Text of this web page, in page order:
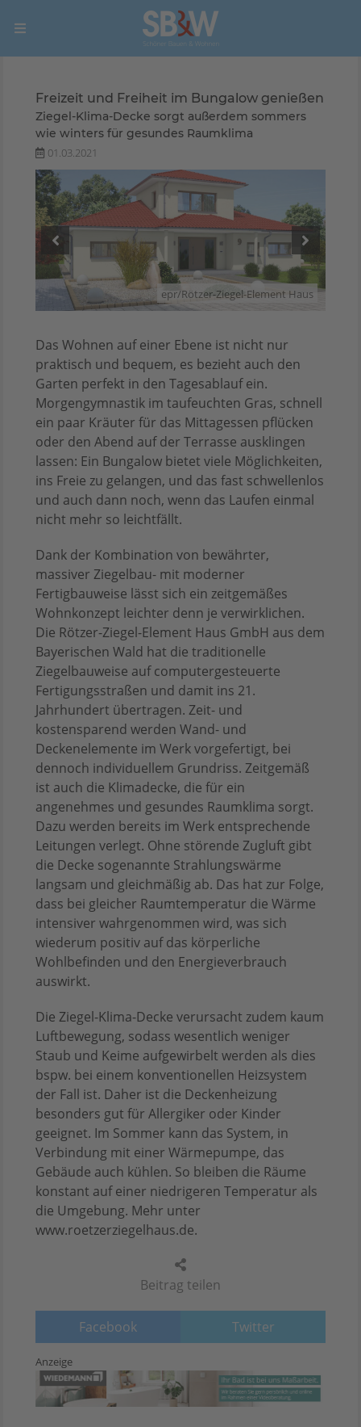
Freizeit und Freiheit im Bungalow genießen
Ziegel-Klima-Decke sorgt außerdem sommers
wie winters für gesundes Raumklima
01.03.2021
epr/Rötzer-Ziegel-Element Haus
Beitrag teilen
Facebook Twitter
Das Wohnen auf einer Ebene ist nicht nur
praktisch und bequem, es bezieht auch den
Garten perfekt in den Tagesablauf ein.
Morgengymnastik im taufeuchten Gras, schnell
ein paar Kräuter für das Mittagessen pflücken
oder den Abend auf der Terrasse ausklingen
lassen: Ein Bungalow bietet viele Möglichkeiten,
ins Freie zu gelangen, und das fast schwellenlos
und auch dann noch, wenn das Laufen einmal
nicht mehr so leichtfällt.
Dank der Kombination von bewährter,
massiver Ziegelbau- mit moderner
Fertigbauweise lässt sich ein zeitgemäßes
Wohnkonzept leichter denn je verwirklichen.
Die Rötzer-Ziegel-Element Haus GmbH aus dem
Bayerischen Wald hat die traditionelle
Ziegelbauweise auf computergesteuerte
Fertigungsstraßen und damit ins 21.
Jahrhundert übertragen. Zeit- und
kostensparend werden Wand- und
Deckenelemente im Werk vorgefertigt, bei
dennoch individuellem Grundriss. Zeitgemäß
ist auch die Klimadecke, die für ein
angenehmes und gesundes Raumklima sorgt.
Dazu werden bereits im Werk entsprechende
Leitungen verlegt. Ohne störende Zugluft gibt
die Decke sogenannte Strahlungswärme
langsam und gleichmäßig ab. Das hat zur Folge,
dass bei gleicher Raumtemperatur die Wärme
intensiver wahrgenommen wird, was sich
wiederum positiv auf das körperliche
Wohlbefinden und den Energieverbrauch
auswirkt.
Die Ziegel-Klima-Decke verursacht zudem kaum
Luftbewegung, sodass wesentlich weniger
Staub und Keime aufgewirbelt werden als dies
bspw. bei einem konventionellen Heizsystem
der Fall ist. Daher ist die Deckenheizung
besonders gut für Allergiker oder Kinder
geeignet. Im Sommer kann das System, in
Verbindung mit einer Wärmepumpe, das
Gebäude auch kühlen. So bleiben die Räume
konstant auf einer niedrigeren Temperatur als
die Umgebung. Mehr unter
www.roetzerziegelhaus.de.
Anzeige